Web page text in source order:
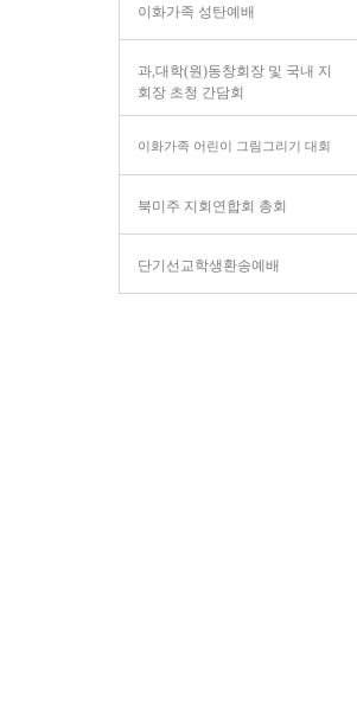
이화가족 성탄예배
과,대학(원)동창회장 및 국내 지
회장 초청 간담회
이화가족 어린이 그림그리기 대회
북미주 지회연합회 총회
단기선교학생환송예배